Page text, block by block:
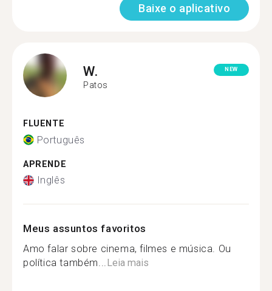
Baixe o aplicativo
W.
Patos
NEW
FLUENTE
Português
APRENDE
Inglês
Meus assuntos favoritos
Amo falar sobre cinema, filmes e música. Ou
política também...Leia mais